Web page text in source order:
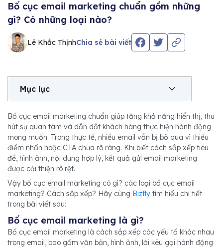
Bố cục email marketing chuẩn gồm những
gì? Có những loại nào?
Lê Khắc ThịnhChia sẻ bài viết
Mục lục
Bố cục email marketing chuẩn giúp tăng khả năng hiển thị, thu
hút sự quan tâm và dẫn dắt khách hàng thực hiện hành động
mong muốn. Trong thực tế, nhiều email vẫn bị bỏ qua vì thiếu
điểm nhấn hoặc CTA chưa rõ ràng. Khi biết cách sắp xếp tiêu
đề, hình ảnh, nội dung hợp lý, kết quả gửi email marketing
được cải thiện rõ rệt.
Vậy bố cục email marketing có gì? các loại bố cục email
marketing? Cách sắp xếp? Hãy cùng Bizfly tìm hiểu chi tiết
trong bài viết sau:
Bố cục email marketing là gì?
Bố cục email marketing là cách sắp xếp các yếu tố khác nhau
trong email, bao gồm văn bản, hình ảnh, lời kêu gọi hành động